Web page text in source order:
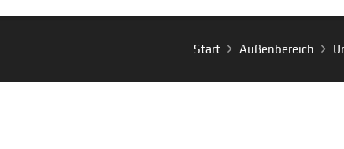
Start Außenbereich